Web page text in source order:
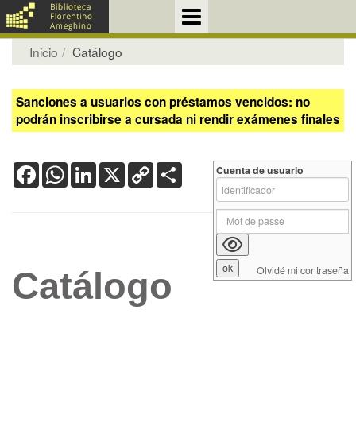
Inicio Catálogo
Sanciones a usuarios con préstamos vencidos: no
podrán inscribirse a cursada ni rendir exámenes finales
FacebookWhatsApp
LinkedIn
X Copy
Link
Catálogo
Cuenta de usuario
Olvidé mi contraseña